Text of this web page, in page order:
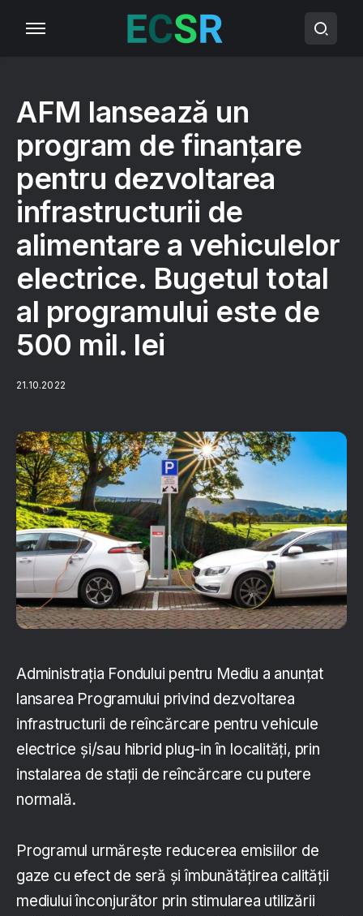
AFM lansează un
program de finanțare
pentru dezvoltarea
infrastructurii de
alimentare a vehiculelor
electrice. Bugetul total
al programului este de
500 mil. lei
21.10.2022
Administrația Fondului pentru Mediu a anunțat
lansarea Programului privind dezvoltarea
infrastructurii de reîncărcare pentru vehicule
electrice şi/sau hibrid plug-in în localităţi, prin
instalarea de staţii de reîncărcare cu putere
normală.
Programul urmărește reducerea emisiilor de
gaze cu efect de seră și îmbunătățirea calității
mediului înconjurător prin stimularea utilizării